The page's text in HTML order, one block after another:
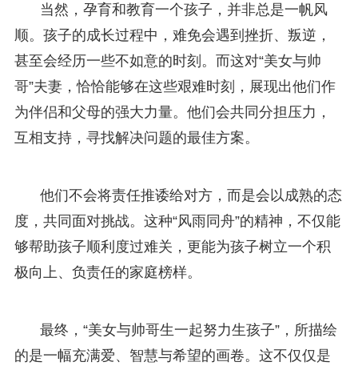
当然，孕育和教育一个孩子，并非总是一帆风
顺。孩子的成长过程中，难免会遇到挫折、叛逆，
甚至会经历一些不如意的时刻。而这对“美女与帅
哥”夫妻，恰恰能够在这些艰难时刻，展现出他们作
为伴侣和父母的强大力量。他们会共同分担压力，
互相支持，寻找解决问题的最佳方案。
他们不会将责任推诿给对方，而是会以成熟的态
度，共同面对挑战。这种“风雨同舟”的精神，不仅能
够帮助孩子顺利度过难关，更能为孩子树立一个积
极向上、负责任的家庭榜样。
最终，“美女与帅哥生一起努力生孩子”，所描绘
的是一幅充满爱、智慧与希望的画卷。这不仅仅是